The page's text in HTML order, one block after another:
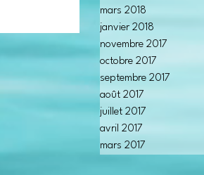
mars 2018
janvier 2018
novembre 2017
octobre 2017
septembre 2017
août 2017
juillet 2017
avril 2017
mars 2017